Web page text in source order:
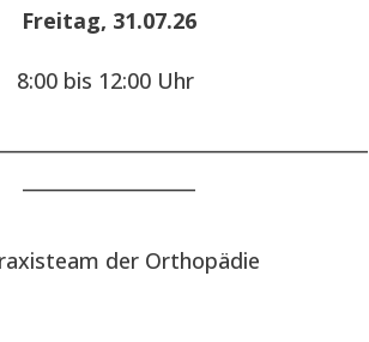
Freitag, 31.07.26
8:00 bis 12:00 Uhr
der Orthopädie